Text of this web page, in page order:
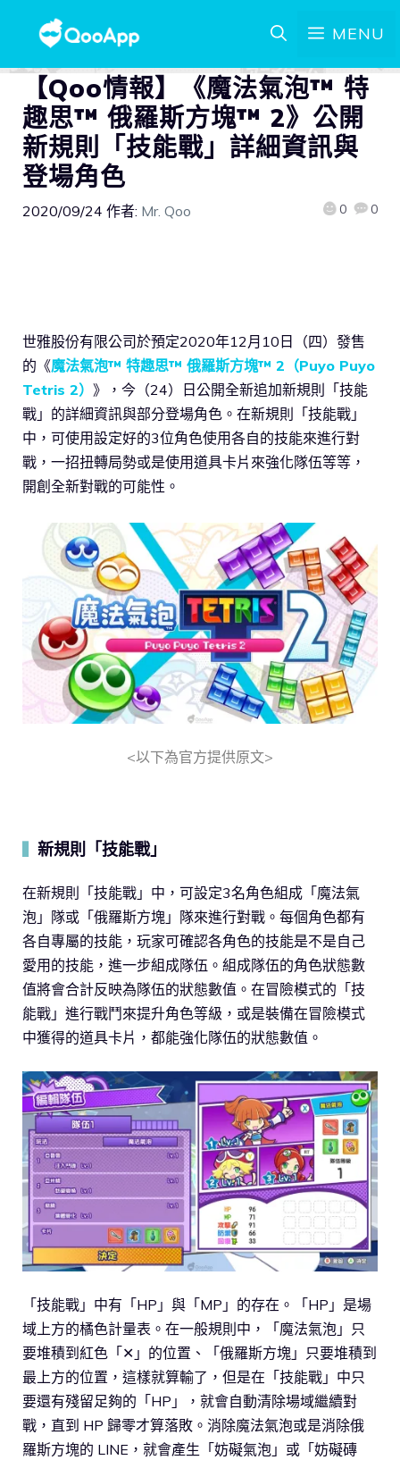
MENU
【Qoo情報】《魔法氣泡™ 特
趣思™ 俄羅斯方塊™ 2》公開
新規則「技能戰」詳細資訊與
登場角色
2020/09/24 作者: Mr. Qoo 0 0
世雅股份有限公司於預定2020年12月10日（四）發售
的《魔法氣泡™ 特趣思™ 俄羅斯方塊™ 2（Puyo Puyo
Tetris 2） 》，今（24）日公開全新追加新規則「技能
戰」的詳細資訊與部分登場角色。在新規則「技能戰」
中，可使用設定好的3位角色使用各自的技能來進行對
戰，一招扭轉局勢或是使用道具卡片來強化隊伍等等，
開創全新對戰的可能性。
<以下為官方提供原文>
新規則「技能戰」
在新規則「技能戰」中，可設定3名角色組成「魔法氣
泡」隊或「俄羅斯方塊」隊來進行對戰。每個角色都有
各自專屬的技能，玩家可確認各角色的技能是不是自己
愛用的技能，進一步組成隊伍。組成隊伍的角色狀態數
值將會合計反映為隊伍的狀態數值。在冒險模式的「技
能戰」進行戰鬥來提升角色等級，或是裝備在冒險模式
中獲得的道具卡片，都能強化隊伍的狀態數值。
「技能戰」中有「HP」與「MP」的存在。「HP」是場
域上方的橘色計量表。在一般規則中，「魔法氣泡」只
要堆積到紅色「✕」的位置、「俄羅斯方塊」只要堆積到
最上方的位置，這樣就算輸了，但是在「技能戰」中只
要還有殘留足夠的「HP」，就會自動清除場域繼續對
戰，直到 HP 歸零才算落敗。消除魔法氣泡或是消除俄
羅斯方塊的 LINE，就會產生「妨礙氣泡」或「妨礙磚